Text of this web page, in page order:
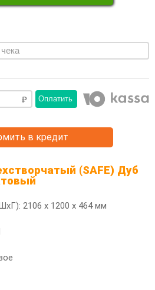
Оплатить
в кредит
(SAFE) Дуб
2106 х 1200 х 464 мм